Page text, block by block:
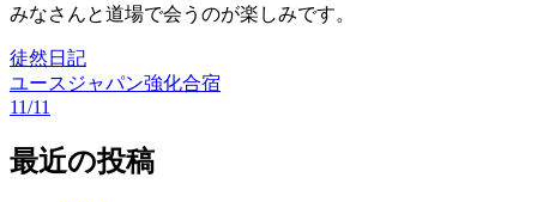
みなさんと道場で会うのが楽しみです。
徒然日記
投
ナ
ユースジャパン強化合宿
11/11
最近の投稿